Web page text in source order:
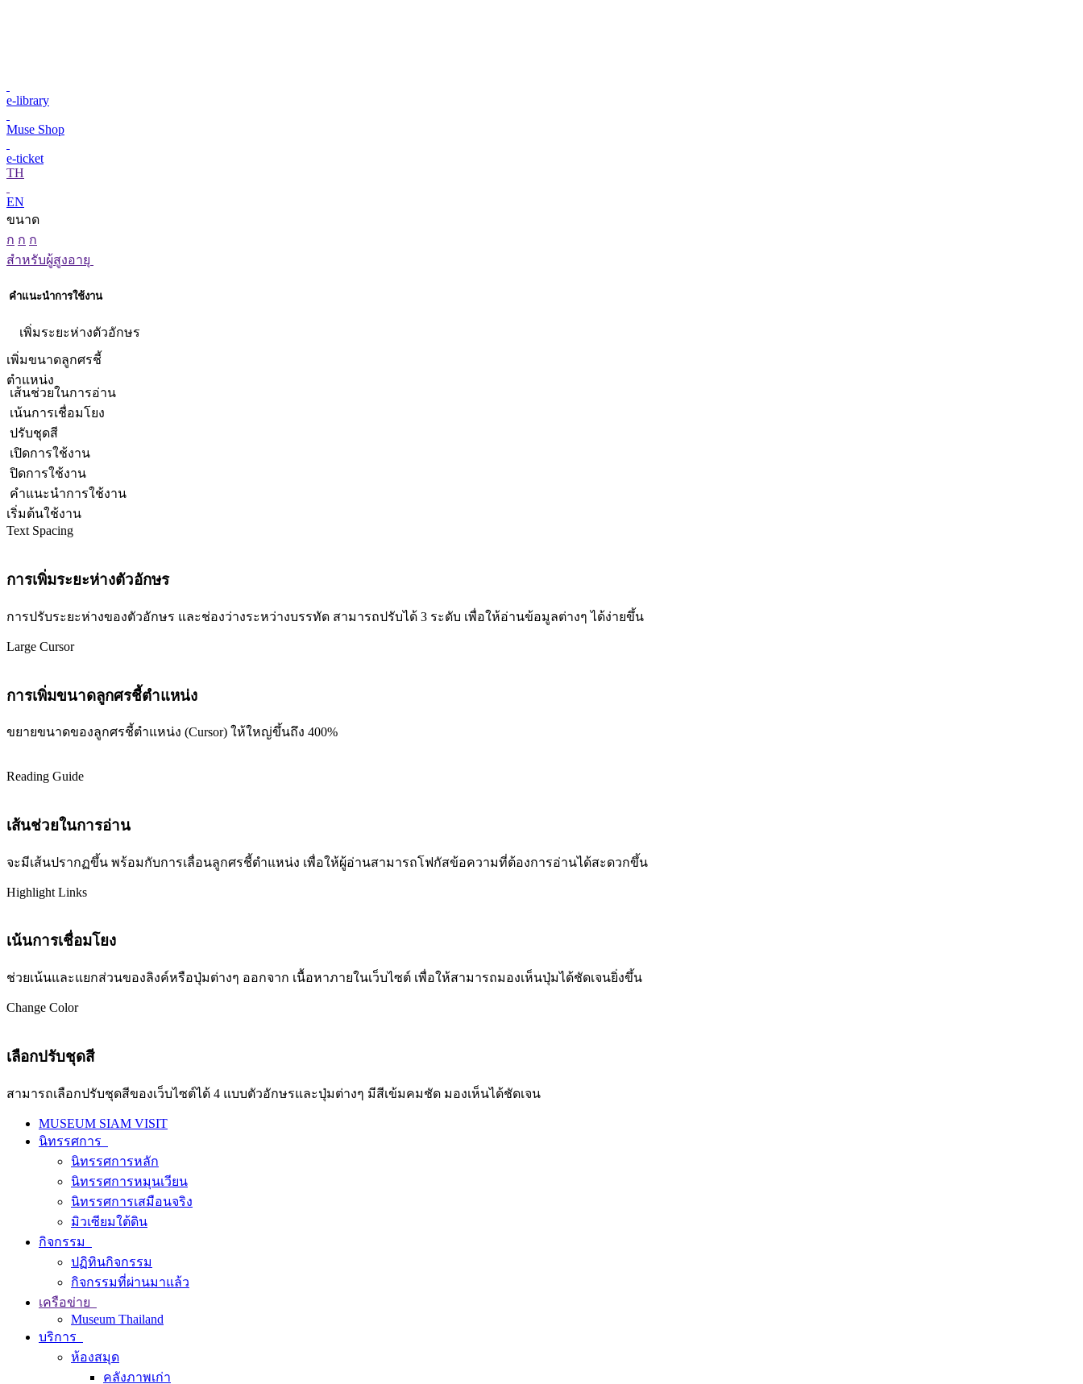
e-library
Muse Shop
e-ticket
TH
EN
ขนาด
ก ก ก
สำหรับผู้สูงอายุ
คำแนะนำการใช้งาน
เพิ่มระยะห่างตัวอักษร
เพิ่มขนาดลูกศรชี้
ตำแหน่ง
เส้นช่วยในการอ่าน
เน้นการเชื่อมโยง
ปรับชุดสี
เปิดการใช้งาน
ปิดการใช้งาน
คำแนะนำการใช้งาน
เริ่มต้นใช้งาน
Text Spacing
การเพิ่มระยะห่างตัวอักษร
การปรับระยะห่างของตัวอักษร และช่องว่างระหว่างบรรทัด สามารถปรับได้ 3 ระดับ เพื่อให้อ่านข้อมูลต่างๆ ได้ง่ายขึ้น
Large Cursor
การเพิ่มขนาดลูกศรชี้ตำแหน่ง
ขยายขนาดของลูกศรชี้ตำแหน่ง (Cursor) ให้ใหญ่ขึ้นถึง 400%
Reading Guide
เส้นช่วยในการอ่าน
จะมีเส้นปรากฏขึ้น พร้อมกับการเลื่อนลูกศรชี้ตำแหน่ง เพื่อให้ผู้อ่านสามารถโฟกัสข้อความที่ต้องการอ่านได้สะดวกขึ้น
Highlight Links
เน้นการเชื่อมโยง
ช่วยเน้นและแยกส่วนของลิงค์หรือปุ่มต่างๆ ออกจาก เนื้อหาภายในเว็บไซต์ เพื่อให้สามารถมองเห็นปุ่มได้ชัดเจนยิ่งขึ้น
Change Color
เลือกปรับชุดสี
สามารถเลือกปรับชุดสีของเว็บไซต์ได้ 4 แบบตัวอักษรและปุ่มต่างๆ มีสีเข้มคมชัด มองเห็นได้ชัดเจน
MUSEUM SIAM VISIT
นิทรรศการ
นิทรรศการหลัก
นิทรรศการหมุนเวียน
นิทรรศการเสมือนจริง
มิวเซียมใต้ดิน
กิจกรรม
ปฏิทินกิจกรรม
กิจกรรมที่ผ่านมาแล้ว
เครือข่าย
Museum Thailand
บริการ
ห้องสมุด
คลังภาพเก่า